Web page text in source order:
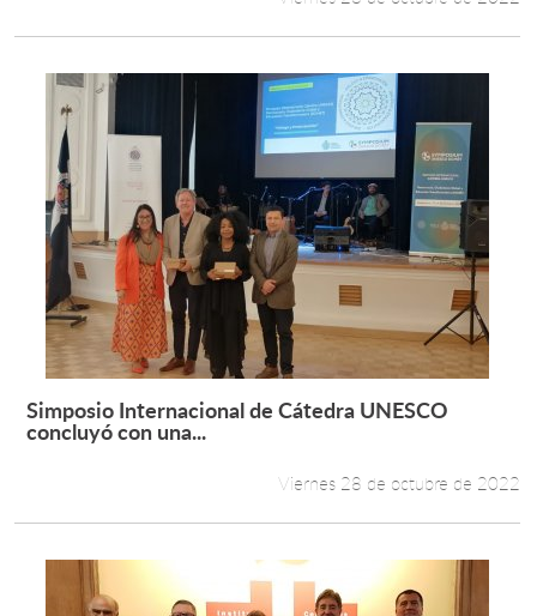
Leer más +
Simposio Internacional de Cátedra UNESCO
concluyó con una...
Viernes 28 de octubre de 2022